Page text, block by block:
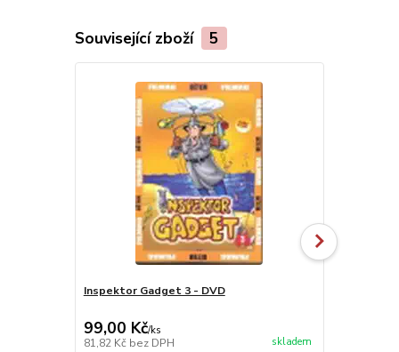
Související zboží 5
Inspektor Gadget 3 - DVD
99,00 Kč/ks
81,82 Kč bez DPH skladem